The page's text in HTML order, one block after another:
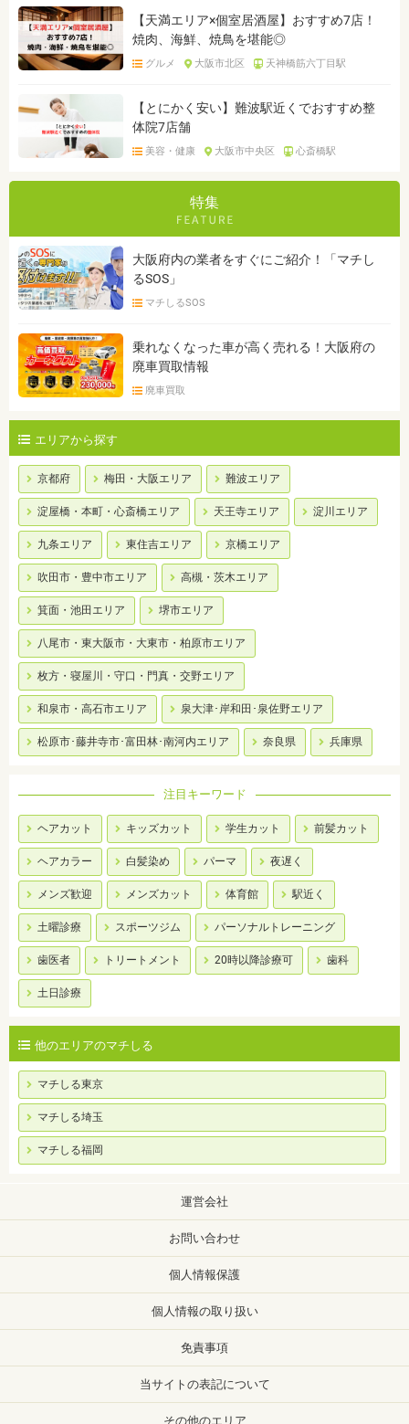
【天満エリア×個室居酒屋】おすすめ7店！
焼肉、海鮮、焼鳥を堪能◎
グルメ 大阪市北区 天神橋筋六丁目駅
【とにかく安い】難波駅近くでおすすめ整
体院7店舗
美容・健康 大阪市中央区 心斎橋駅
特集
大阪府内の業者をすぐにご紹介！「マチし
るSOS」
マチしるSOS
乗れなくなった車が高く売れる！大阪府の
廃車買取情報
廃車買取
エリアから探す
京都府 梅田・大阪エリア 難波エリア
淀屋橋・本町・心斎橋エリア 天王寺エリア 淀川エリア
九条エリア 東住吉エリア 京橋エリア
吹田市・豊中市エリア 高槻・茨木エリア
箕面・池田エリア 堺市エリア
八尾市・東大阪市・大東市・柏原市エリア
枚方・寝屋川・守口・門真・交野エリア
和泉市・高石市エリア 泉大津･岸和田･泉佐野エリア
松原市･藤井寺市･富田林･南河内エリア 奈良県 兵庫県
注目キーワード
ヘアカット キッズカット 学生カット 前髪カット
ヘアカラー 白髪染め パーマ 夜遅く
メンズ歓迎 メンズカット 体育館 駅近く
土曜診療 スポーツジム パーソナルトレーニング
歯医者 トリートメント 20時以降診療可 歯科
土日診療
他のエリアのマチしる
マチしる東京
マチしる埼玉
マチしる福岡
運営会社
お問い合わせ
個人情報保護
個人情報の取り扱い
免責事項
当サイトの表記について
その他のエリア